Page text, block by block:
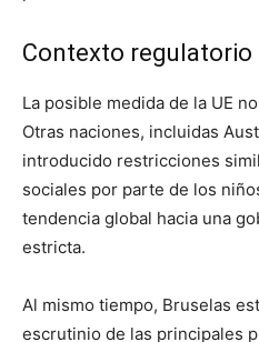
Contexto regulatorio
La posible medida de la UE
Otras naciones, incluidas
introducido restricciones
sociales por parte de los
tendencia global hacia una
estricta.
Al mismo tiempo, Bruselas
escrutinio de las principales